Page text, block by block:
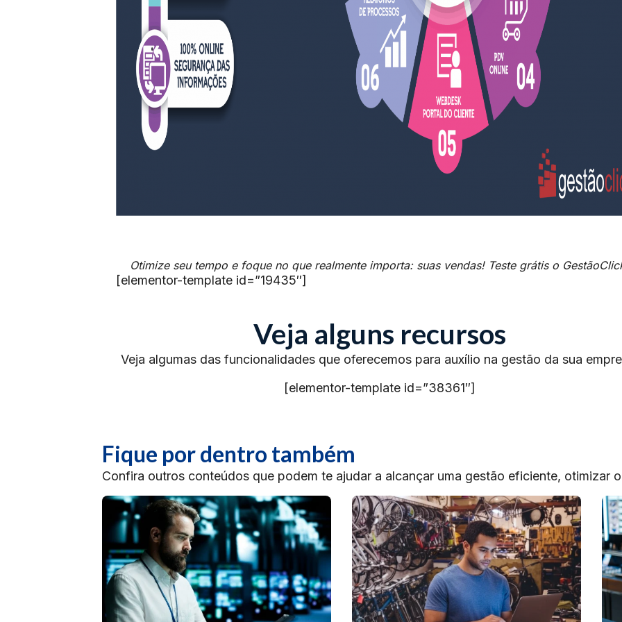
Otimize seu tempo e foque no que realmente importa: suas vendas! Teste grátis o
[elementor-template id=”19435″]
Veja alguns recursos
Veja algumas das funcionalidades que oferecemos para auxílio na gestão da sua
[elementor-template id=”38361″]
Fique por dentro também
Confira outros conteúdos que podem te ajudar a alcançar uma gestão eficiente, otimizar